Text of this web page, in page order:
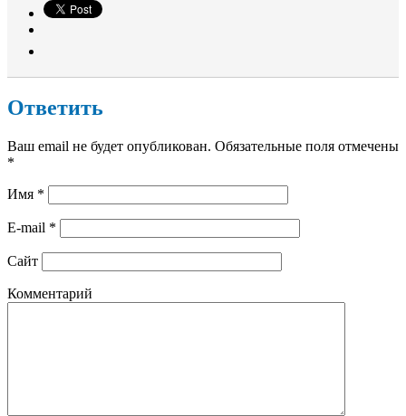
Ответить
Ваш email не будет опубликован. Обязательные поля отмечены
*
Имя *
E-mail *
Сайт
Комментарий